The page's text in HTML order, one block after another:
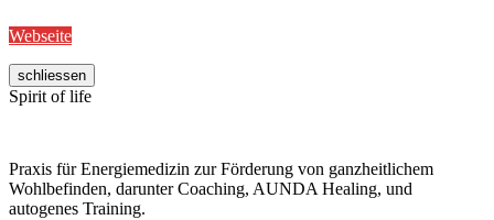
Webseite
schliessen
Spirit of life
Praxis für Energiemedizin zur Förderung von ganzheitlichem
Wohlbefinden, darunter Coaching, AUNDA Healing, und
autogenes Training.